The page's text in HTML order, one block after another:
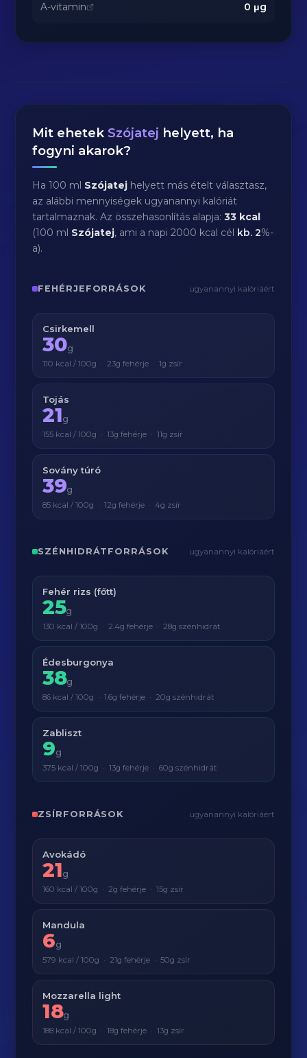
A-vitamin 0 μg
Mit ehetek Szójatej helyett, ha
fogyni akarok?
Ha 100 ml Szójatej helyett más ételt választasz,
az alábbi mennyiségek ugyanannyi kalóriát
tartalmaznak. Az összehasonlítás alapja:33 kcal
(100 ml Szójatej, ami a napi 2000 kcal cél kb.2%-
a).
FEHÉRJEFORRÁSOK ugyanannyi kalóriáért
Csirkemell
30g
110 kcal / 100g · 23g fehérje · 1g zsír
Tojás
21g
155 kcal / 100g · 13g fehérje · 11g zsír
Sovány túró
39g
85 kcal / 100g · 12g fehérje · 4g zsír
SZÉNHIDRÁTFORRÁSOK ugyanannyi kalóriáért
Fehér rizs (főtt)
25g
130 kcal / 100g · 2.4g fehérje · 28g szénhidrát
Édesburgonya
38g
86 kcal / 100g · 1.6g fehérje · 20g szénhidrát
Zabliszt
9g
375 kcal / 100g · 13g fehérje · 60g szénhidrát
ZSÍRFORRÁSOK ugyanannyi kalóriáért
Avokádó
21g
160 kcal / 100g · 2g fehérje · 15g zsír
Mandula
6g
579 kcal / 100g · 21g fehérje · 50g zsír
Mozzarella light
18g
188 kcal / 100g · 18g fehérje · 13g zsír